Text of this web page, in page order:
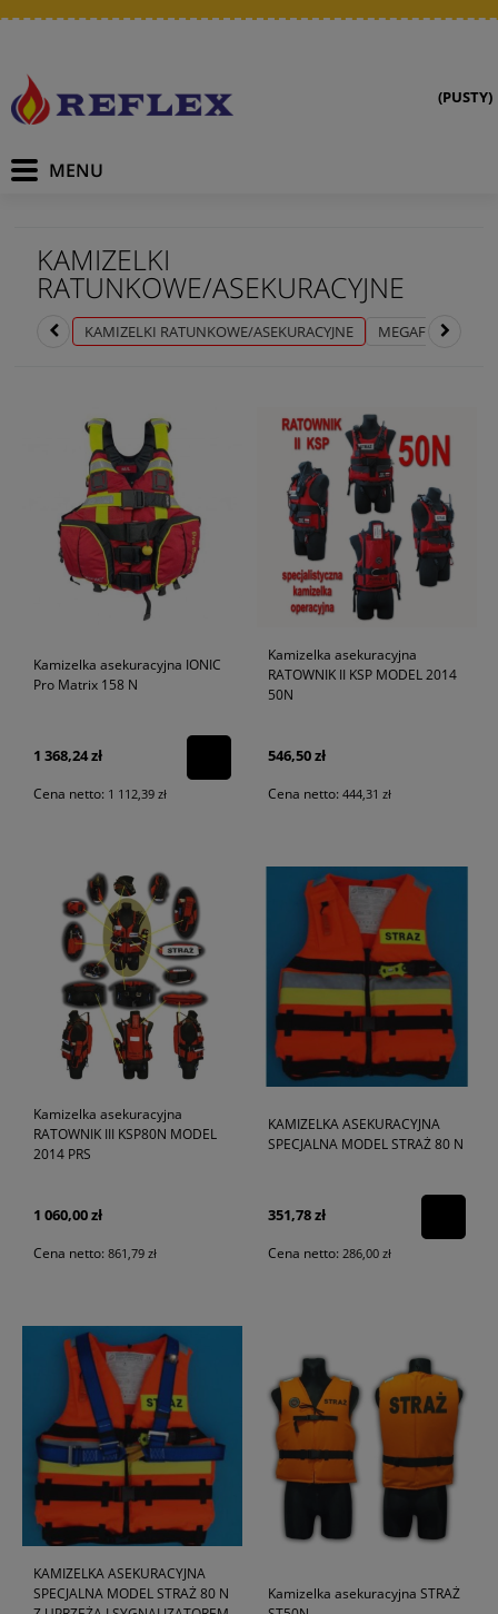
(PUSTY)
KAMIZELKI
RATUNKOWE/ASEKURACYJNE
KAMIZELKI RATUNKOWE/ASEKURACYJNE MEGAFONY
Kamizelka asekuracyjna IONIC
Pro Matrix 158 N
1 368,24 zł
Cena netto: 1 112,39 zł
Kamizelka asekuracyjna
RATOWNIK II KSP MODEL 2014
50N
546,50 zł
Cena netto: 444,31 zł
Kamizelka asekuracyjna
RATOWNIK III KSP80N MODEL
2014 PRS
1 060,00 zł
Cena netto: 861,79 zł
KAMIZELKA ASEKURACYJNA
SPECJALNA MODEL STRAŻ 80 N
351,78 zł
Cena netto: 286,00 zł
KAMIZELKA ASEKURACYJNA
SPECJALNA MODEL STRAŻ 80 N
Kamizelka asekuracyjna STRAŻ